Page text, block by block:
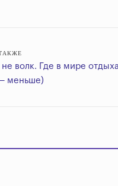
не волк. Где в мире
меньше)